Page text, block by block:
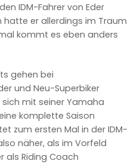
IDM-Fahrer von Eder
hatte er allerdings im Traum
kommt es eben anders
gehen bei
und Neu-Superbiker
mit seiner Yamaha
komplette Saison
zum ersten Mal in der IDM-
näher, als im Vorfeld
als Riding Coach